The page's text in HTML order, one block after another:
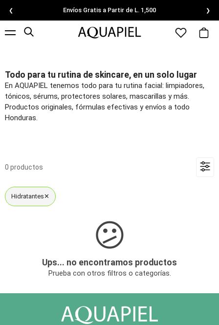
❮ ❯
Envíos Gratis a Partir de L. 1,500
Todo para tu rutina de skincare, en un solo lugar
En AQUAPIEL tenemos todo para tu rutina facial: limpiadores,
tónicos, sérums, protectores solares, mascarillas y más.
Productos originales, fórmulas efectivas y envíos a todo
Honduras.
0 productos
Hidratantes✕
😕
Ups... no encontramos productos
Prueba con otros filtros o categorías.